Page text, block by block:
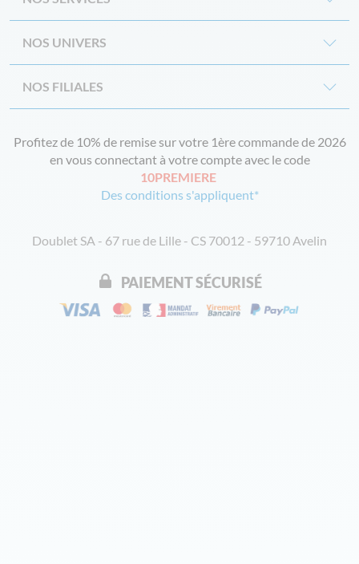
NOS UNIVERS
NOS FILIALES
Profitez de 10% de remise sur votre 1ère commande de 2026
en vous connectant à votre compte avec le code
10PREMIERE
Des conditions s'appliquent*
Doublet SA - 67 rue de Lille - CS 70012 - 59710 Avelin
PAIEMENT SÉCURISÉ